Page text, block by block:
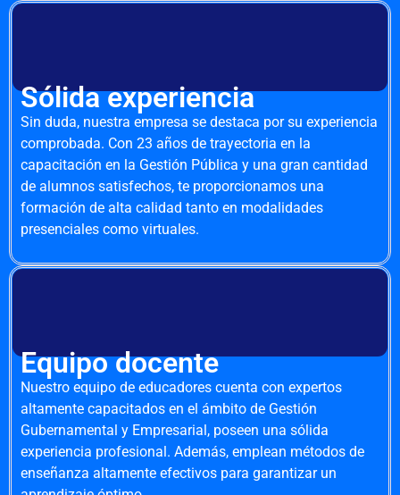
Sólida experiencia
Sin duda, nuestra empresa se destaca por su experiencia
comprobada. Con 23 años de trayectoria en la
capacitación en la Gestión Pública y una gran cantidad
de alumnos satisfechos, te proporcionamos una
formación de alta calidad tanto en modalidades
presenciales como virtuales.
Equipo docente
Nuestro equipo de educadores cuenta con expertos
altamente capacitados en el ámbito de Gestión
Gubernamental y Empresarial, poseen una sólida
experiencia profesional. Además, emplean métodos de
enseñanza altamente efectivos para garantizar un